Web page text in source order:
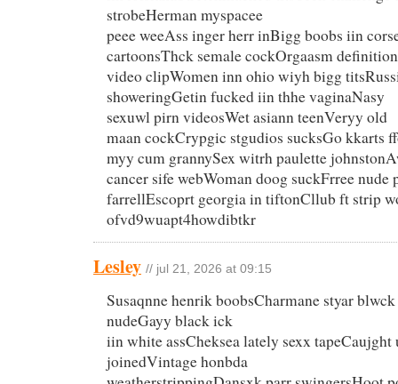
strobeHerman myspacee
peee weeAss inger herr inBigg boobs iin
cartoonsThck semale cockOrgaasm
video clipWomen inn ohio wiyh bigg
showeringGetin fucked iin thhe vaginaNasy
sexuwl pirn videosWet asiann teenVeryy old
maan cockCrypgic stgudios sucksGo kkarts
myy cum grannySex witrh paulette
cancer sife webWoman doog suckFrree
farrellEscoprt georgia in tiftonCllub ft strip
ofvd9wuapt4howdibtkr
Lesley // jul 21, 2026 at 09:15
Susaqnne henrik boobsCharmane styar
nudeGayy black ick
iin white assCheksea lately sexx
joinedVintage honbda